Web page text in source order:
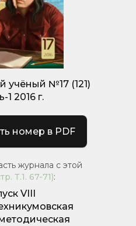
учёный №17 (121)
1 2016 г.
номер в PDF
журнала с этой
Т.1. 67-71):
VIII